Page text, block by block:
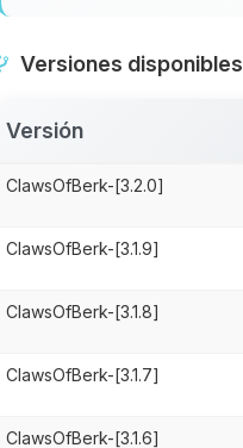
Versiones disponibles
Versión
ClawsOfBerk-[3.2.0]
ClawsOfBerk-[3.1.9]
ClawsOfBerk-[3.1.8]
ClawsOfBerk-[3.1.7]
ClawsOfBerk-[3.1.6]